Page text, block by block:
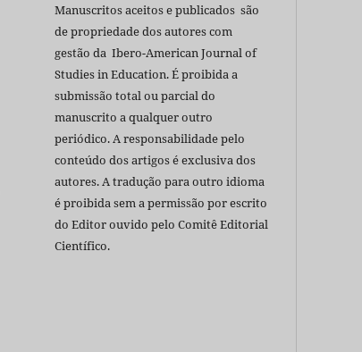
Manuscritos aceitos e publicados são
de propriedade dos autores com
gestão da Ibero-American Journal of
Studies in Education. É proibida a
submissão total ou parcial do
manuscrito a qualquer outro
periódico. A responsabilidade pelo
conteúdo dos artigos é exclusiva dos
autores. A tradução para outro idioma
é proibida sem a permissão por escrito
do Editor ouvido pelo Comitê Editorial
Científico.